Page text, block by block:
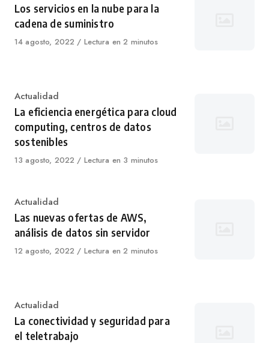
Los servicios en la nube para la
cadena de suministro
Published
14 agosto, 2022 Lectura en 2 minutos
Category
Actualidad
La eficiencia energética para cloud
computing, centros de datos
sostenibles
Published
13 agosto, 2022 Lectura en 3 minutos
Category
Actualidad
Las nuevas ofertas de AWS,
análisis de datos sin servidor
Published
12 agosto, 2022 Lectura en 2 minutos
Category
Actualidad
La conectividad y seguridad para
el teletrabajo